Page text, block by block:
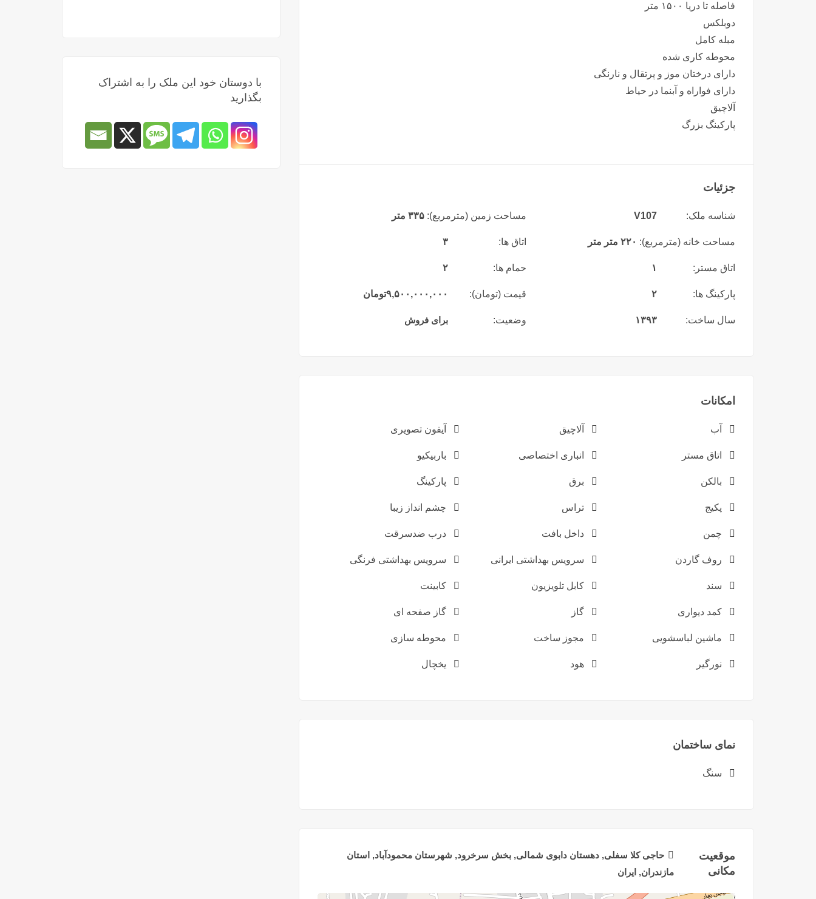
فاصله تا دریا ۱۵۰۰ متر
دوبلکس
مبله کامل
محوطه کاری شده
دارای درختان موز و پرتقال و نارنگی
دارای فواراه و آبنما در حیاط
آلاچیق
پارکینگ بزرگ
جزئیات
شناسه ملک: V107 مساحت زمین (مترمربع): ۳۳۵ متر
مساحت خانه (مترمربع): ۲۲۰ متر متر اتاق ها: ۳
اتاق مستر: ۱ حمام ها: ۲
پارکینگ ها: ۲ قیمت (تومان): ۹,۵۰۰,۰۰۰,۰۰۰تومان
سال ساخت: ۱۳۹۳ وضعیت: برای فروش
امکانات
آب آلاچیق آیفون تصویری
اتاق مستر انباری اختصاصی باربیکیو
بالکن برق پارکینگ
پکیج تراس چشم انداز زیبا
چمن داخل بافت درب ضدسرقت
روف گاردن سرویس بهداشتی ایرانی سرویس بهداشتی فرنگی
سند کابل تلویزیون کابینت
کمد دیواری گاز گاز صفحه ای
ماشین لباسشویی مجوز ساخت محوطه سازی
نورگیر هود یخچال
نمای ساختمان
سنگ
موقعیت
مکانی
حاجی کلا سفلی, دهستان دابوی شمالی, بخش سرخرود, شهرستان محمودآباد, استان
مازندران, ایران
با دوستان خود این ملک را به اشتراک
بگذارید